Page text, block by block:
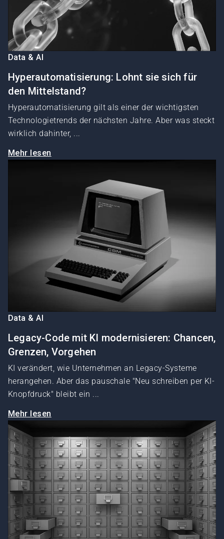
Data & AI
Hyperautomatisierung: Lohnt sie sich für
den Mittelstand?
Hyperautomatisierung gilt als einer der wichtigsten
Technologietrends der nächsten Jahre. Aber was steckt
wirklich dahinter, ...
Mehr lesen
Data & AI
Legacy-Code mit KI modernisieren: Chancen,
Grenzen, Vorgehen
KI verändert, wie Unternehmen an Legacy-Systeme
herangehen. Aber das pauschale "Neu schreiben per KI-
Knopfdruck" bleibt ein ...
Mehr lesen